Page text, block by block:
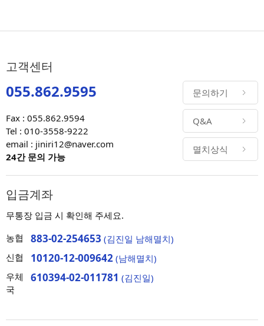
고객센터
055.862.9595
Fax : 055.862.9594
Tel : 010-3558-9222
email : jiniri12@naver.com
24간 문의 가능
문의하기
Q&A
멸치상식
입금계좌
무통장 입금 시 확인해 주세요.
농협
883-02-254653 (김진일 남해멸치)
신협
10120-12-009642 (남해멸치)
우체
국
610394-02-011781 (김진일)